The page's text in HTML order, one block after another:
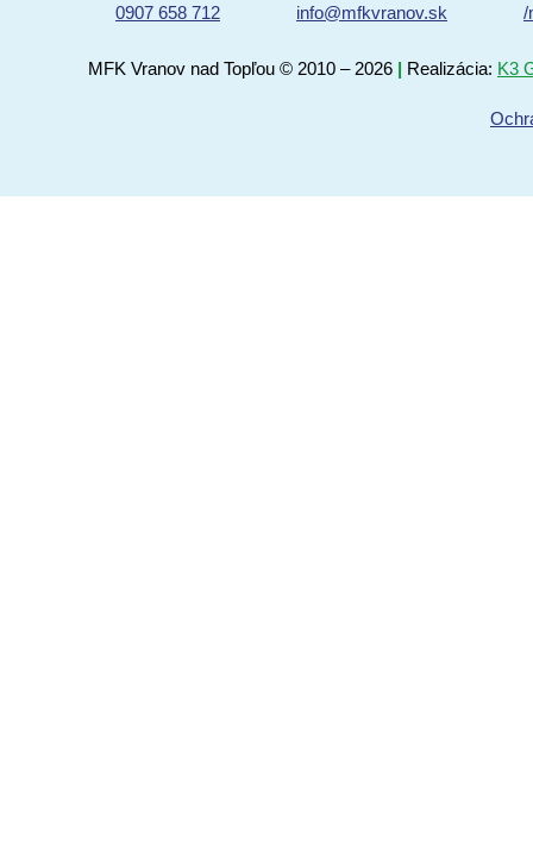
0907 658 712 info@mfkvranov.sk /
MFK Vranov nad Topľou © 2010 – 2026 | Realizácia: K3